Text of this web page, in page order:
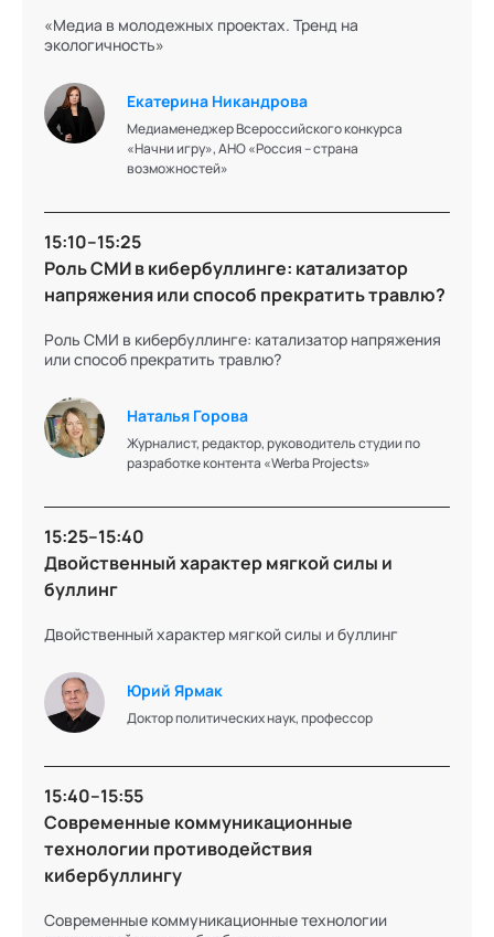
«Медиа в молодежных проектах. Тренд на
экологичность»
Екатерина Никандрова
Медиаменеджер Всероссийского конкурса
«Начни игру», АНО «Россия – страна
возможностей»
15:10–15:25
Роль СМИ в кибербуллинге: катализатор
напряжения или способ прекратить травлю?
Роль СМИ в кибербуллинге: катализатор напряжения
или способ прекратить травлю?
Наталья Горова
Журналист, редактор, руководитель студии по
разработке контента «Werba Projects»
15:25–15:40
Двойственный характер мягкой силы и
буллинг
Двойственный характер мягкой силы и буллинг
Юрий Ярмак
Доктор политических наук, профессор
15:40–15:55
Современные коммуникационные
технологии противодействия
кибербуллингу
Современные коммуникационные технологии